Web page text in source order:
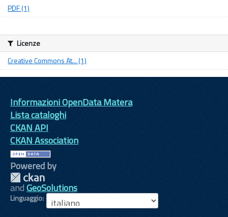
PDF (1)
Licenze
Creative Commons At... (1)
Informazioni OpenData Matera
Lista cataloghi
CKAN API
CKAN Association
Powered by
andGeoSolutions
Linguaggio